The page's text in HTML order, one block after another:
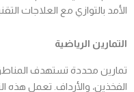
الأمد بالتوازي مع العلاجات
التمارين الرياضية
تمارين محددة تستهدف المناطق
الفخذين، والأرداف. تعمل هذه